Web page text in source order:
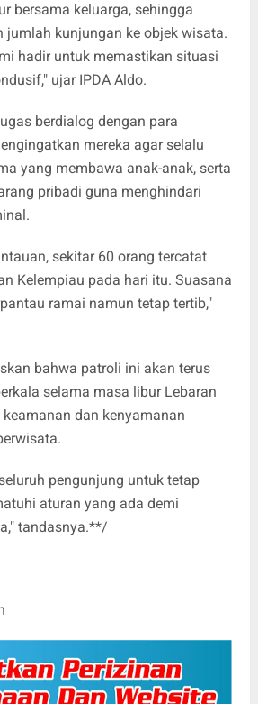
bersama keluarga, sehingga
jumlah kunjungan ke objek wisata.
hadir untuk memastikan situasi
ujar IPDA Aldo.
berdialog dengan para
mereka agar selalu
yang membawa anak-anak, serta
pribadi guna menghindari
sekitar 60 orang tercatat
Kelempiau pada hari itu. Suasana
ramai namun tetap tertib,"
bahwa patroli ini akan terus
selama masa libur Lebaran
dan kenyamanan
pengunjung untuk tetap
aturan yang ada demi
tandasnya.**/